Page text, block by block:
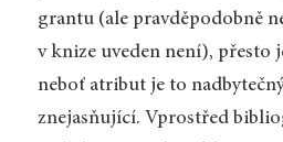
grantu (ale pravděpodobně
v knize uveden není), přesto
neboť atribut je to
znejasňující. Vprostřed